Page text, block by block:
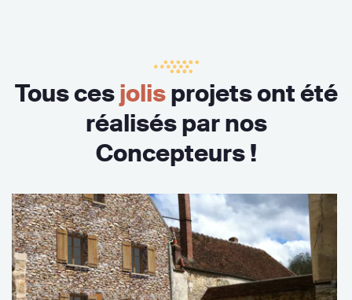
Tous cesjolisprojets ont été
réalisés par nos
Concepteurs !